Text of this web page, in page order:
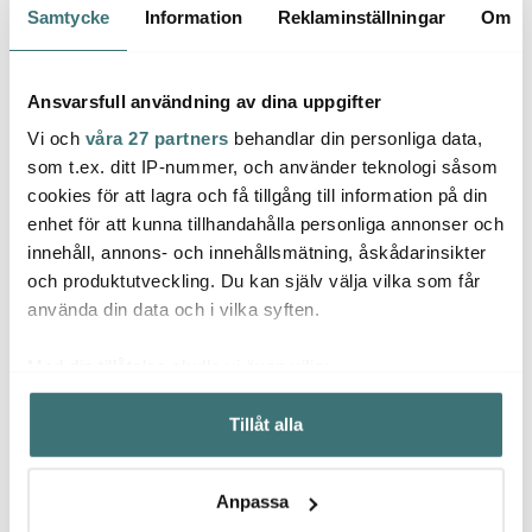
Samtycke Information Reklaminställningar Om
Ansvarsfull användning av dina uppgifter
Vi och våra 27 partners behandlar din personliga data,
som t.ex. ditt IP-nummer, och använder teknologi såsom
cookies för att lagra och få tillgång till information på din
enhet för att kunna tillhandahålla personliga annonser och
innehåll, annons- och innehållsmätning, åskådarinsikter
och produktutveckling. Du kan själv välja vilka som får
använda din data och i vilka syften.
Samla in information om din geografiska plats som
kan ha en noggrannhet på upp till flera meter
Identifiera din enhet genom att aktivt skanna den för
Ta reda på mer om hur dina personliga uppgifter
Tillåt alla
Anpassa
Les Artistes
Bottle Up brush
Holmegaard
Perfection Cocktailglas